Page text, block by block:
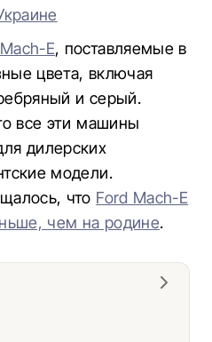
E, поставляемые в
цвета, включая
и серый.
все эти машины
дилерских
модели.
что Ford Mach-E
чем на родине.